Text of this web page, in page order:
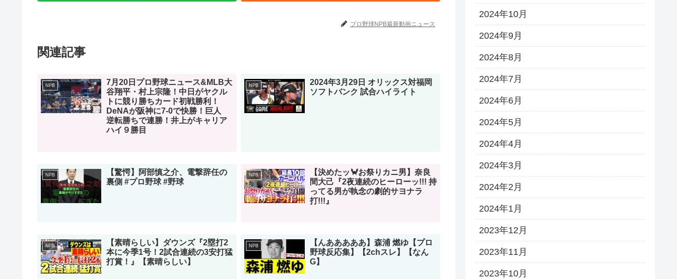
プロ野球NPB最新動画ニュース
関連記事
NPB
7月20日プロ野球ニュース&MLB大
谷翔平・村上宗隆！中日がヤクル
トに競り勝ちカード初戦勝利！
DeNAが阪神に7-0で快勝！巨人
逆転勝ちで連勝！井上がキャリア
ハイ９勝目
NPB
2024年3月29日 オリックス対福岡
ソフトバンク 試合ハイライト
NPB
【驚愕】阿部慎之介、電撃辞任の
裏側 #プロ野球 #野球
NPB
【決めたッ🦀お祭りカニ男】奈良
間大己『2夜連続のヒーローッ!!! 持
ってる男が執念の劇的サヨナラ
打!!!』
NPB
【素晴らしい】ダウンズ『2塁打2
本に今季1号！2試合連続の3安打猛
打賞！』【素晴らしい】
NPB
【んあああああ】森浦 燃ゆ【プロ
野球反応集】【2chスレ】【なん
G】
2024年10月
2024年9月
2024年8月
2024年7月
2024年6月
2024年5月
2024年4月
2024年3月
2024年2月
2024年1月
2023年12月
2023年11月
2023年10月